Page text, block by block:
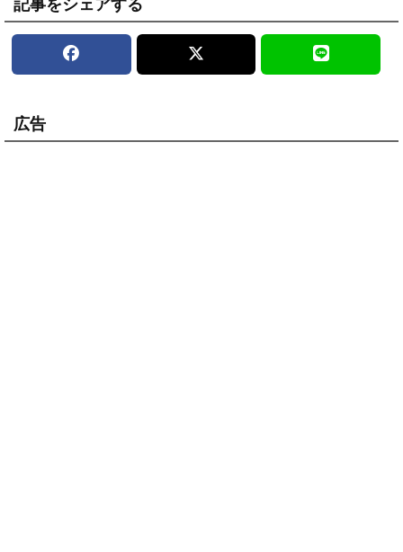
記事をシェアする
広告